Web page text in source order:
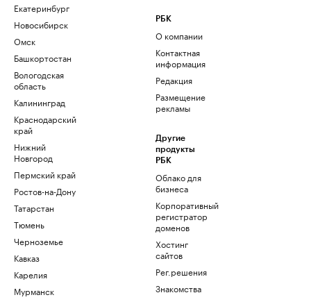
Екатеринбург
Новосибирск
Омск
Башкортостан
Вологодская
область
Калининград
Краснодарский
край
Нижний
Новгород
Пермский край
Ростов-на-Дону
Татарстан
Тюмень
Черноземье
Кавказ
Карелия
Мурманск
РБК
О компании
Контактная
информация
Редакция
Размещение
рекламы
Другие
продукты
РБК
Облако для
бизнеса
Корпоративный
регистратор
доменов
Хостинг
сайтов
Рег.решения
Знакомства